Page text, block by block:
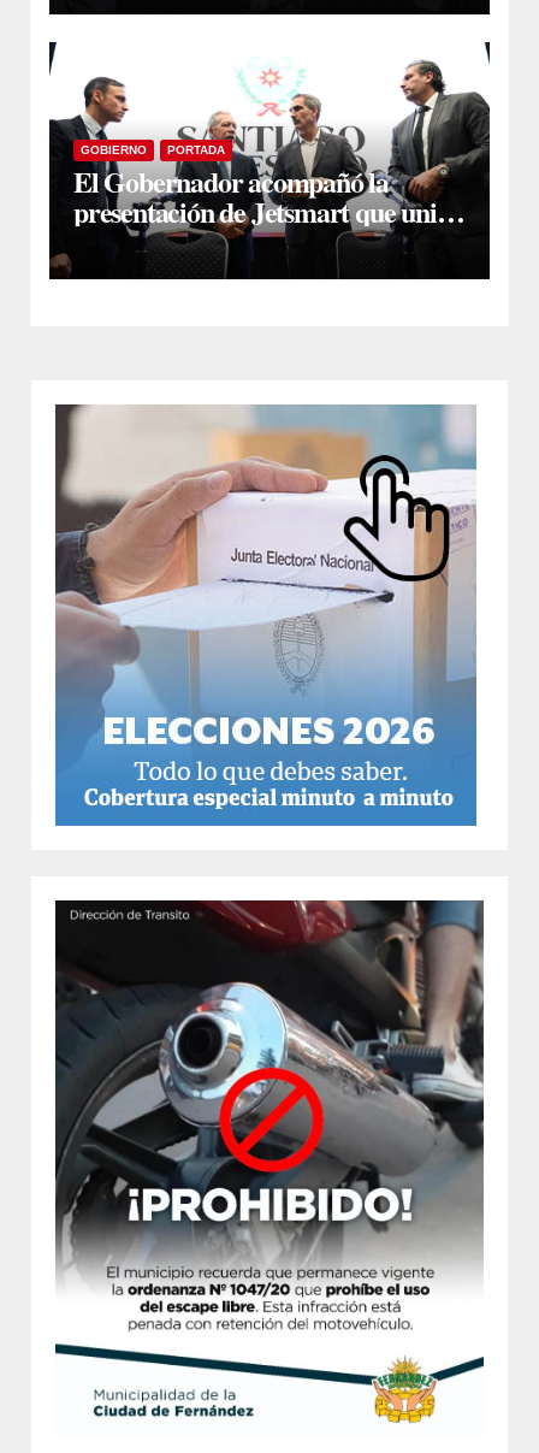
GOBIERNO PORTADA
El Gobernador acompañó la
presentación de Jetsmart que unirá
Santiago y Buenos Aires